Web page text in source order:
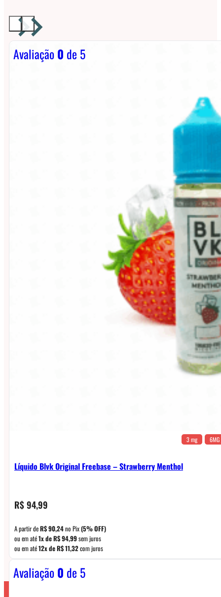
Avaliação0 de 5
3 mg 6MG
Líquido Blvk Original Freebase – Strawberry Menthol
R$94,99
A partir deR$90,24no Pix(5% OFF)
ou em até1x deR$94,99sem juros
ou em até12x deR$11,32com juros
Avaliação0 de 5